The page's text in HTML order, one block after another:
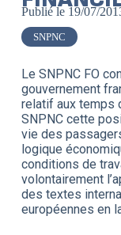
Publié le 19/07/
SNPNC
Le SNPNC FO
gouvernement
relatif aux temps
SNPNC cette
vie des
logique
conditions de
volontairement
des textes
européennes en